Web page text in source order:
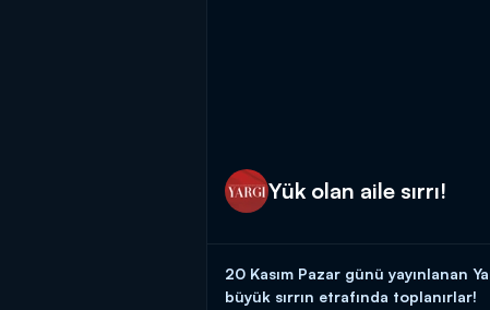
Yük olan aile sırrı!
20 Kasım Pazar günü yayınlanan
büyük sırrın etrafında toplanırlar!